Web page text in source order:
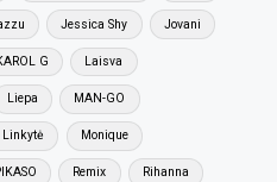
Jessica Shy Jovani
G Laisva
Liepa MAN-GO
Linkytė Monique
Remix Rihanna